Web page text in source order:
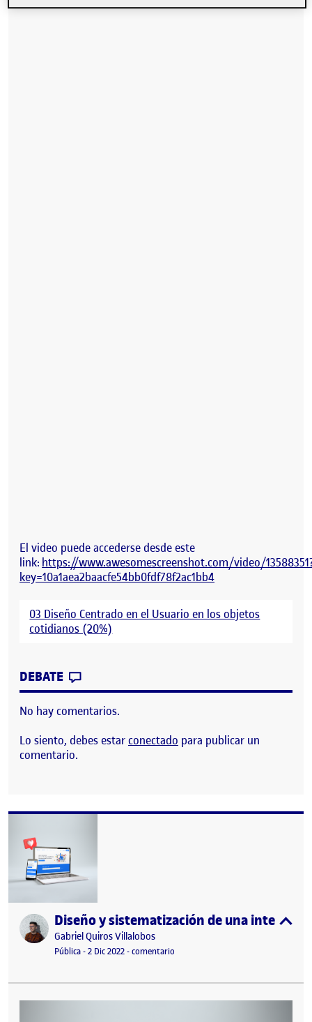
El video puede accederse desde este
link: https://www.awesomescreenshot.com/video/
key=10a1aea2baacfe54bb0fdf78f2ac1bb4
03 Diseño Centrado en el Usuario en los objetos
cotidianos (20%)
DEBATE
No hay comentarios.
Lo siento, debes estarconectado para publicar un
comentario.
Publicado porDiseño y sistematización de una interfaz
Publicado por
Gabriel Quiros Villalobos
Visibilidad:
Pública-Fecha de publicación
2 Dic 2022-comentario